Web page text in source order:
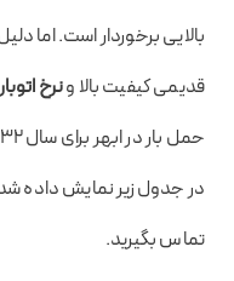
بالایی برخوردار است. اما
قدیمی کیفیت بالا ونرخ اتوبار
در جدول زیر نمایش داده
تماس بگیرید.